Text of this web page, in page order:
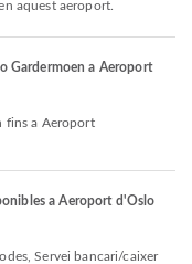
aquest aeroport.
Gardermoen a Aeroport
a Aeroport d'Oslo